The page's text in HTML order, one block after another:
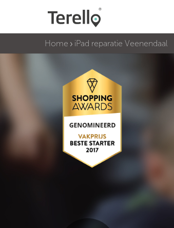
Home iPad reparatie Veenendaal